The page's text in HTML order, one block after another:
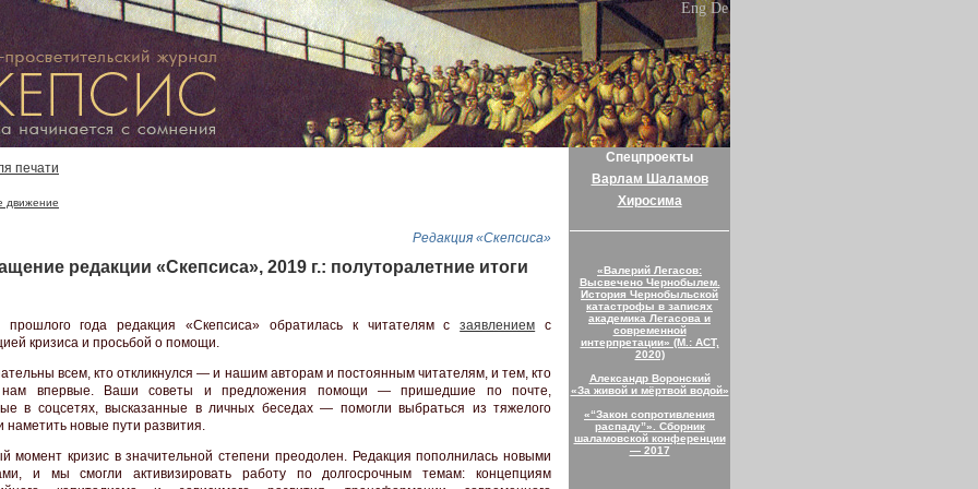
Eng De
печати
движение
Редакция «Скепсиса»
редакции «Скепсиса», 2019 г.: полуторалетние итоги
прошлого года редакция «Скепсиса» обратилась к читателям сзаявлением с
кризиса и просьбой о помощи.
всем, кто откликнулся — и нашим авторам и постоянным читателям, и тем, кто
нам впервые. Ваши советы и предложения помощи — пришедшие по почте,
в соцсетях, высказанные в личных беседах — помогли выбраться из тяжелого
наметить новые пути развития.
момент кризис в значительной степени преодолен. Редакция пополнилась новыми
и мы смогли активизировать работу по долгосрочным темам: концепциям
Спецпроекты
Варлам Шаламов
Хиросима
«Валерий Легасов:
Высвечено Чернобылем.
История Чернобыльской
катастрофы в записях
академика Легасова и
современной
интерпретации» (М.: АСТ,
2020)
Александр Воронский
«За живой и мёртвой водой»
«“Закон сопротивления
распаду”». Сборник
шаламовской конференции
— 2017